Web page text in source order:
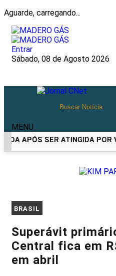
Aguarde, carregando...
Entrar
Sábado, 08 de Agosto 2026
MENU
APÓS SER ATINGIDA POR
BRASIL
Superávit
Central fica em
em abril